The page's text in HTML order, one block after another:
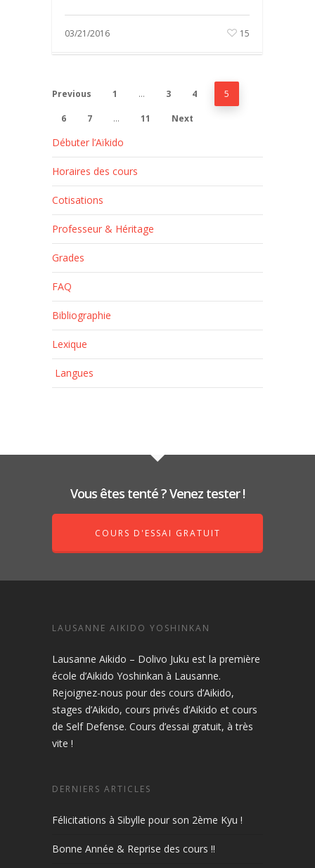
03/21/2016 15
Previous 1 … 3 4 5
6 7 … 11 Next
Débuter l’Aïkido
Horaires des cours
Cotisations
Professeur & Héritage
Grades
FAQ
Bibliographie
Lexique
Langues
Vous êtes tenté ? Venez tester !
COURS D'ESSAI GRATUIT
LAUSANNE AIKIDO YOSHINKAN
Lausanne Aikido – Dolivo Juku est la première
école d’Aikido Yoshinkan à Lausanne.
Rejoignez-nous pour des cours d’Aikido,
stages d’Aikido, cours privés d’Aikido et cours
de Self Defense. Cours d’essai gratuit, à très
vite !
DERNIERS ARTICLES
Félicitations à Sibylle pour son 2ème Kyu !
Bonne Année & Reprise des cours !!